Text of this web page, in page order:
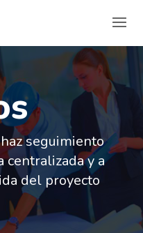
seguimiento
centralizada y a
del proyecto